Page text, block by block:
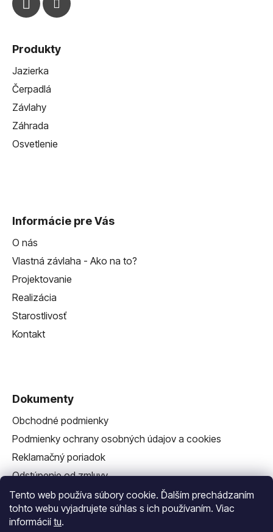
Tento web používa súbory cookie. Ďalším prechádzaním
tohto webu vyjadrujete súhlas s ich používaním. Viac
informácií tu.
Produkty
Jazierka
Čerpadlá
Závlahy
Záhrada
Osvetlenie
Informácie pre Vás
O nás
Vlastná závlaha - Ako na to?
Projektovanie
Realizácia
Starostlivosť
Kontakt
Dokumenty
Obchodné podmienky
Podmienky ochrany osobných údajov a cookies
Reklamačný poriadok
Odstúpenie od zmluvy
Reklamačný formulár